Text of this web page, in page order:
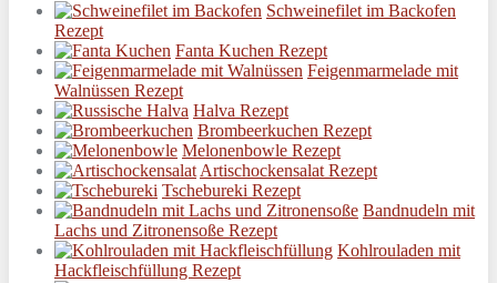
Schweinefilet im Backofen
Rezept
Fanta Kuchen Rezept
Feigenmarmelade mit
Walnüssen Rezept
Halva Rezept
Brombeerkuchen Rezept
Melonenbowle Rezept
Artischockensalat Rezept
Tschebureki Rezept
Bandnudeln mit
Lachs und Zitronensoße Rezept
Kohlrouladen mit
Hackfleischfüllung Rezept